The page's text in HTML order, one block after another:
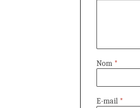
Nom *
E-mail *